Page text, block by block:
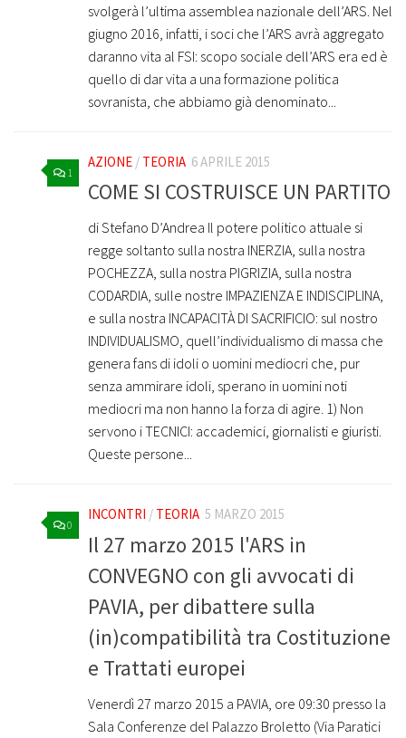
svolgerà l’ultima assemblea nazionale dell’ARS. Nel
giugno 2016, infatti, i soci che l’ARS avrà aggregato
daranno vita al FSI: scopo sociale dell’ARS era ed è
quello di dar vita a una formazione politica
sovranista, che abbiamo già denominato...
1
AZIONE / TEORIA 6 APRILE 2015
COME SI COSTRUISCE UN PARTITO
di Stefano D’Andrea Il potere politico attuale si
regge soltanto sulla nostra INERZIA, sulla nostra
POCHEZZA, sulla nostra PIGRIZIA, sulla nostra
CODARDIA, sulle nostre IMPAZIENZA E INDISCIPLINA,
e sulla nostra INCAPACITÀ DI SACRIFICIO: sul nostro
INDIVIDUALISMO, quell’individualismo di massa che
genera fans di idoli o uomini mediocri che, pur
senza ammirare idoli, sperano in uomini noti
mediocri ma non hanno la forza di agire. 1) Non
servono i TECNICI: accademici, giornalisti e giuristi.
Queste persone...
0
INCONTRI / TEORIA 5 MARZO 2015
Il 27 marzo 2015 l'ARS in
CONVEGNO con gli avvocati di
PAVIA, per dibattere sulla
(in)compatibilità tra Costituzione
e Trattati europei
Venerdì 27 marzo 2015 a PAVIA, ore 09:30 presso la
Sala Conferenze del Palazzo Broletto (Via Paratici